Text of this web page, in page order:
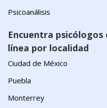
Psicoanálisis
Encuentra psicólogos
línea por localidad
Ciudad de México
Puebla
Monterrey